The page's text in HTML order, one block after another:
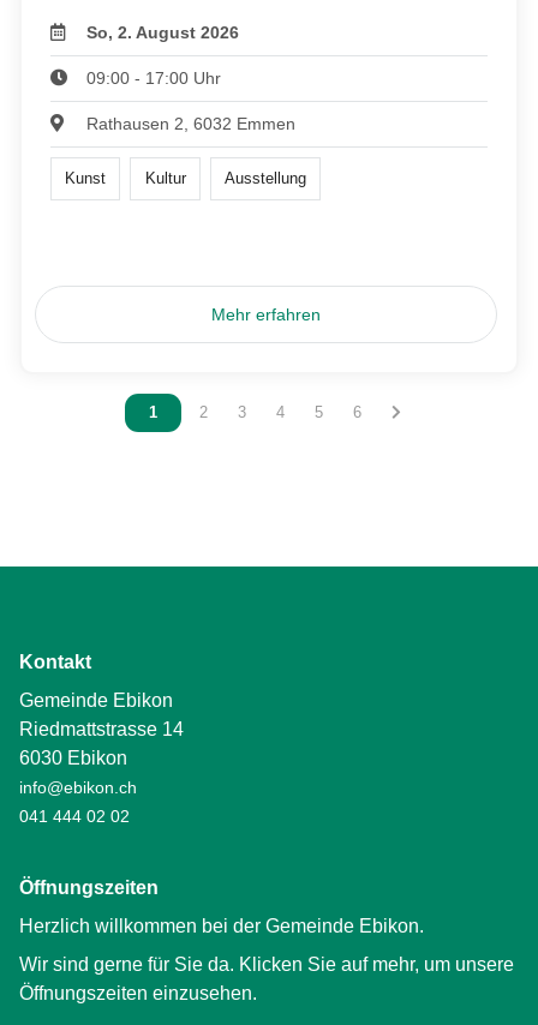
So, 2. August 2026
09:00 - 17:00 Uhr
Rathausen 2, 6032 Emmen
Kunst Kultur Ausstellung
Mehr erfahren
Vous êtes sur la page
1 Vous êtes sur la page
2 Vous êtes sur la page
3 Vous êtes sur la page
4 Vous êtes sur la page
5 Vous êtes sur la page
6
Kontakt
Gemeinde Ebikon
Riedmattstrasse 14
6030 Ebikon
info@ebikon.ch
041 444 02 02
Öffnungszeiten
Herzlich willkommen bei der Gemeinde Ebikon.
Wir sind gerne für Sie da. Klicken Sie auf mehr, um unsere
Öffnungszeiten einzusehen.